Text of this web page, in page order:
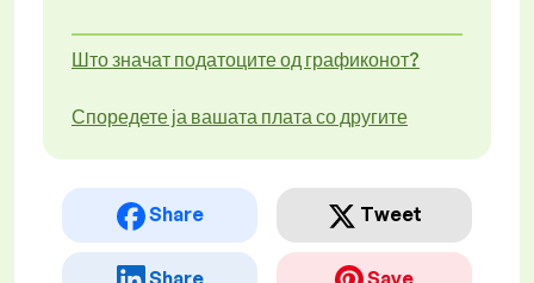
Што значат податоците од графиконот?
Споредете ја вашата плата со другите
Share Tweet
Share Save